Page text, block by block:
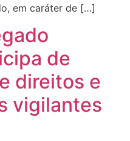
em caráter de […]
de
direitos e
vigilantes